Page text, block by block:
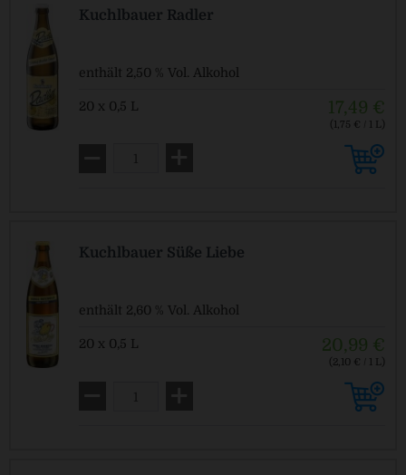
Kuchlbauer Radler
enthält 2,50 % Vol. Alkohol
20 x 0,5 L 17,49 €
(1,75 € / 1 L)
Kuchlbauer Süße Liebe
enthält 2,60 % Vol. Alkohol
20 x 0,5 L 20,99 €
(2,10 € / 1 L)